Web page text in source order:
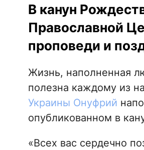
В канун
Православной
проповеди и
Жизнь, наполненная
полезна каждому из
Украины Онуфрий
опубликованном в
«Всех вас сердечно